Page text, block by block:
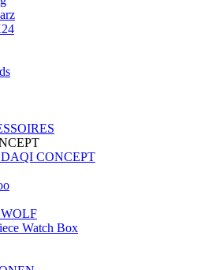
CONCEPT
Watch Box